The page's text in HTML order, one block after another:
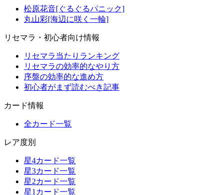
松原花音[ぐるぐるパニック]
丸山彩[海辺に咲く一輪]
リセマラ・初心者向け情報
リセマラ当たりランキング
リセマラの効率的なやり方
序盤の効率的な進め方
初心者がまず読むべき記事
カード情報
全カード一覧
レア度別
星4カード一覧
星3カード一覧
星2カード一覧
星1カード一覧